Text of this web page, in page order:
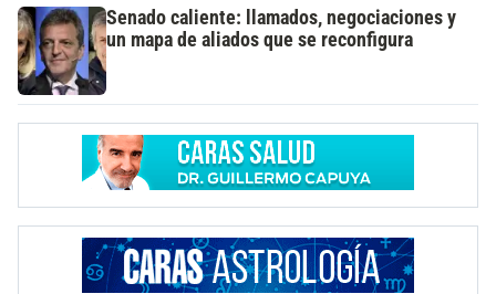
Senado caliente: llamados, negociaciones y
un mapa de aliados que se reconfigura